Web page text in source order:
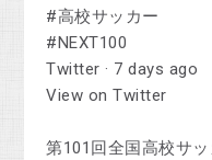
#高校サッカー
#NEXT100
Twitter · 7 days ago
View on Twitter
第101回全国高校サ